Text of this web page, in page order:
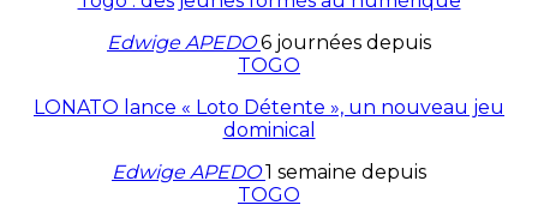
Edwige APEDO6 journées depuis
TOGO
LONATO lance « Loto Détente », un nouveau jeu
dominical
Edwige APEDO1 semaine depuis
TOGO